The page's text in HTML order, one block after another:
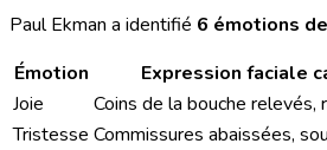
Paul Ekman a identifié 6 émotions
Émotion
Expression faciale
Joie
Coins de la bouche relevés,
Tristesse Commissures abaissées,